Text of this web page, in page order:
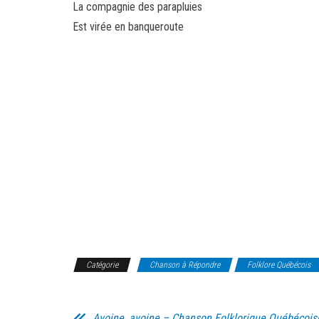
La compagnie des parapluies
Est virée en banqueroute
Catégorie Chanson à Répondre Folklore Québécois